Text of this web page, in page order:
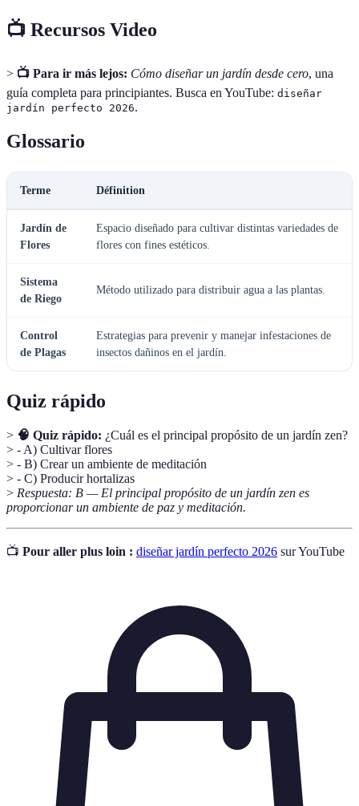
📺 Recursos Video
> 📺 Para ir más lejos: Cómo diseñar un jardín desde cero, una
guía completa para principiantes. Busca en YouTube: diseñar
jardín perfecto 2026.
Glossario
Terme Définition
Jardín de
Flores
Espacio diseñado para cultivar distintas variedades de
flores con fines estéticos.
Sistema
de Riego
Método utilizado para distribuir agua a las plantas.
Control
de Plagas
Estrategias para prevenir y manejar infestaciones de
insectos dañinos en el jardín.
Quiz rápido
> 🧠 Quiz rápido: ¿Cuál es el principal propósito de un jardín zen?
> - A) Cultivar flores
> - B) Crear un ambiente de meditación
> - C) Producir hortalizas
> Respuesta: B — El principal propósito de un jardín zen es
proporcionar un ambiente de paz y meditación.
📺 Pour aller plus loin : diseñar jardín perfecto 2026 sur YouTube